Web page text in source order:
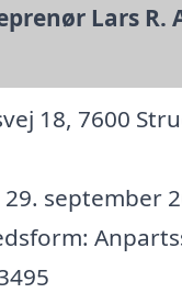
Lars R.
18, 7600
september